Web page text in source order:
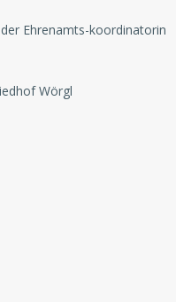
Ehrenamts-koordinatorin
Wörgl